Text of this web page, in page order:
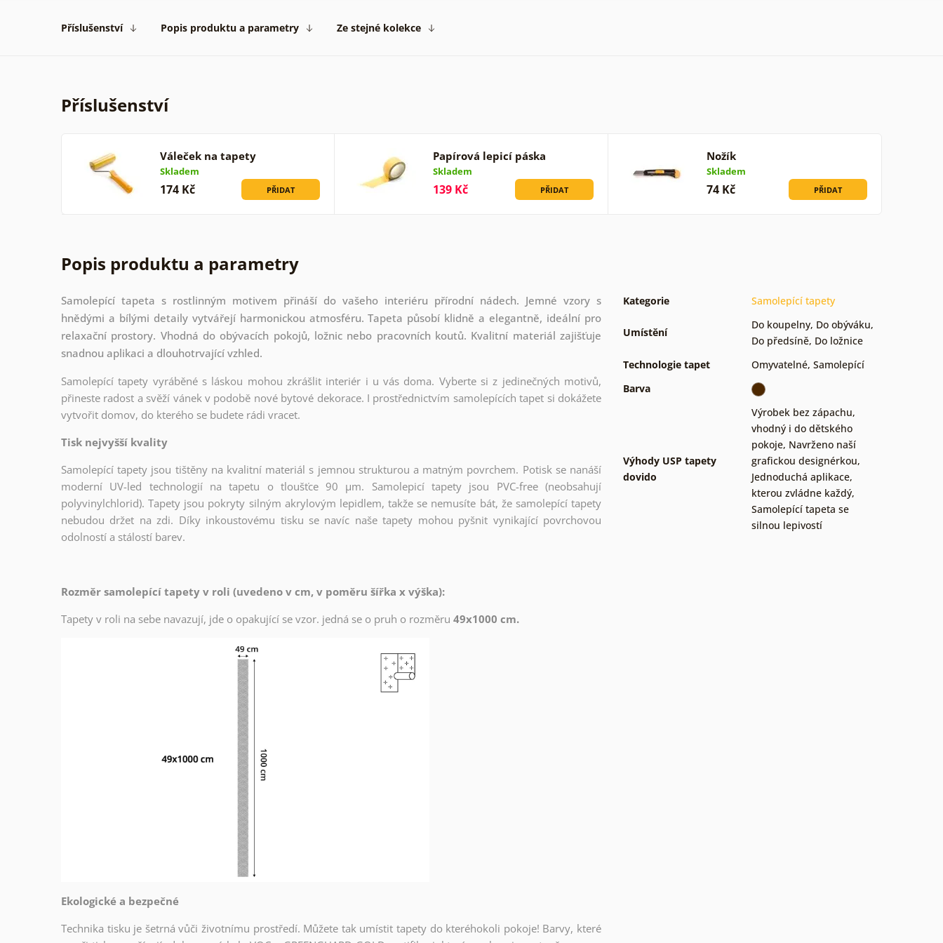
Příslušenství Popis produktu a parametry Ze stejné kolekce
Příslušenství
Váleček na tapety
Skladem
174 Kč PŘIDAT
Papírová lepicí páska
Skladem
139 Kč PŘIDAT
Nožík
Skladem
74 Kč PŘIDAT
Popis produktu a parametry
Samolepící tapeta s rostlinným motivem přináší do vašeho interiéru přírodní nádech. Jemné vzory s
hnědými a bílými detaily vytvářejí harmonickou atmosféru. Tapeta působí klidně a elegantně, ideální pro
relaxační prostory. Vhodná do obývacích pokojů, ložnic nebo pracovních koutů. Kvalitní materiál zajišťuje
snadnou aplikaci a dlouhotrvající vzhled.
Samolepící tapety vyráběné s láskou mohou zkrášlit interiér i u vás doma. Vyberte si z jedinečných motivů,
přineste radost a svěží vánek v podobě nové bytové dekorace. I prostřednictvím samolepících tapet si dokážete
vytvořit domov, do kterého se budete rádi vracet.
Tisk nejvyšší kvality
Samolepící tapety jsou tištěny na kvalitní materiál s jemnou strukturou a matným povrchem. Potisk se nanáší
moderní UV-led technologií na tapetu o tloušťce 90 µm. Samolepicí tapety jsou PVC-free (neobsahují
polyvinylchlorid). Tapety jsou pokryty silným akrylovým lepidlem, takže se nemusíte bát, že samolepící tapety
nebudou držet na zdi. Díky inkoustovému tisku se navíc naše tapety mohou pyšnit vynikající povrchovou
odolností a stálostí barev.
Rozměr samolepící tapety v roli (uvedeno v cm, v poměru šířka x výška):
Tapety v roli na sebe navazují, jde o opakující se vzor. jedná se o pruh o rozměru 49x1000 cm.
Ekologické a bezpečné
Technika tisku je šetrná vůči životnímu prostředí. Můžete tak umístit tapety do kteréhokoli pokoje! Barvy, které
Kategorie Samolepící tapety
Umístění
Do koupelny, Do obýváku,
Do předsíně, Do ložnice
Technologie tapet
Omyvatelné, Samolepící
Barva
Výhody USP tapety
dovido
Výrobek bez zápachu,
vhodný i do dětského
pokoje, Navrženo naší
grafickou designérkou,
Jednoduchá aplikace,
kterou zvládne každý,
Samolepící tapeta se
silnou lepivostí